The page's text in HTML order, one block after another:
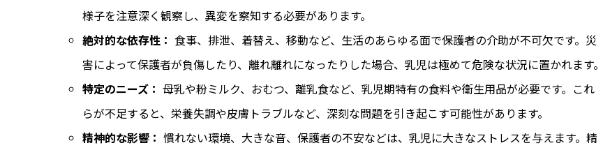
様子を注意深く観察し、異変を察知する必要があります。
絶対的な依存性： 食事、排泄、着替え、移動など、生活のあらゆる面で保護者の介助が不可欠です。災
害によって保護者が負傷したり、離れ離れになったりした場合、乳児は極めて危険な状況に置かれます。
特定のニーズ： 母乳や粉ミルク、おむつ、離乳食など、乳児期特有の食料や衛生用品が必要です。これ
らが不足すると、栄養失調や皮膚トラブルなど、深刻な問題を引き起こす可能性があります。
精神的な影響： 慣れない環境、大きな音、保護者の不安などは、乳児に大きなストレスを与えます。精